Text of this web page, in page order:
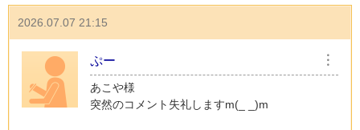
2026.07.07 21:15
ぷー ︙
あこや様
突然のコメント失礼しますm(_ _)m